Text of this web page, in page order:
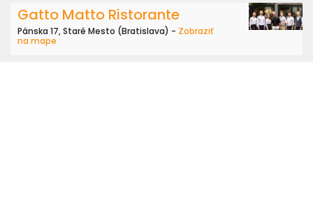
Gatto Matto Ristorante
Pánska 17, Staré Mesto (Bratislava) - Zobraziť
na mape